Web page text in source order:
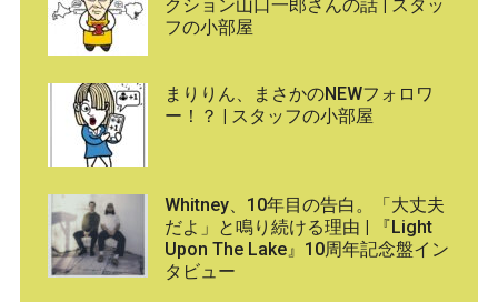
クション山口一郎さんの話 | スタッ
フの小部屋
まりりん、まさかのNEWフォロワ
ー！？ | スタッフの小部屋
Whitney、10年目の告白。「大丈夫
だよ」と鳴り続ける理由 | 『Light
Upon The Lake』10周年記念盤イン
タビュー